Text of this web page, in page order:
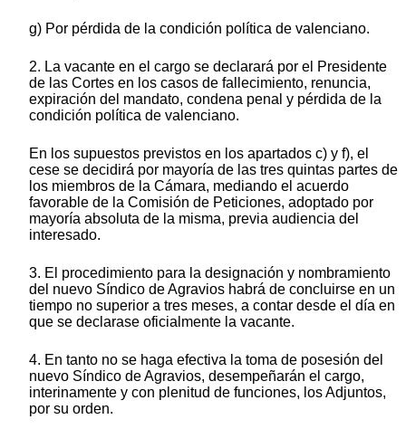
g) Por pérdida de la condición política de valenciano.
2. La vacante en el cargo se declarará por el Presidente
de las Cortes en los casos de fallecimiento, renuncia,
expiración del mandato, condena penal y pérdida de la
condición política de valenciano.
En los supuestos previstos en los apartados c) y f), el
cese se decidirá por mayoría de las tres quintas partes de
los miembros de la Cámara, mediando el acuerdo
favorable de la Comisión de Peticiones, adoptado por
mayoría absoluta de la misma, previa audiencia del
interesado.
3. El procedimiento para la designación y nombramiento
del nuevo Síndico de Agravios habrá de concluirse en un
tiempo no superior a tres meses, a contar desde el día en
que se declarase oficialmente la vacante.
4. En tanto no se haga efectiva la toma de posesión del
nuevo Síndico de Agravios, desempeñarán el cargo,
interinamente y con plenitud de funciones, los Adjuntos,
por su orden.